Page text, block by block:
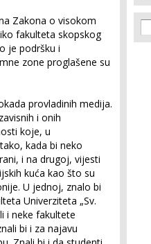
Zakona o visokom
fakulteta skopskog
je podršku i
zone proglašene su
provladinih medija.
i onih
koje, u
kada bi neko
i na drugoj, vijesti
kuća kao što su
U jednoj, znalo bi
Univerziteta „Sv.
i neke fakultete
bi i za najavu